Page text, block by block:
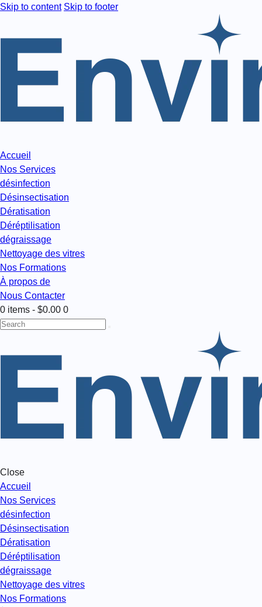
Skip to content Skip to footer
Accueil
Nos Services
désinfection
Désinsectisation
Dératisation
Déréptilisation
dégraissage
Nettoyage des vitres
Nos Formations
À propos de
Nous Contacter
0 items - $0.00 0
Close
Accueil
Nos Services
désinfection
Désinsectisation
Dératisation
Déréptilisation
dégraissage
Nettoyage des vitres
Nos Formations